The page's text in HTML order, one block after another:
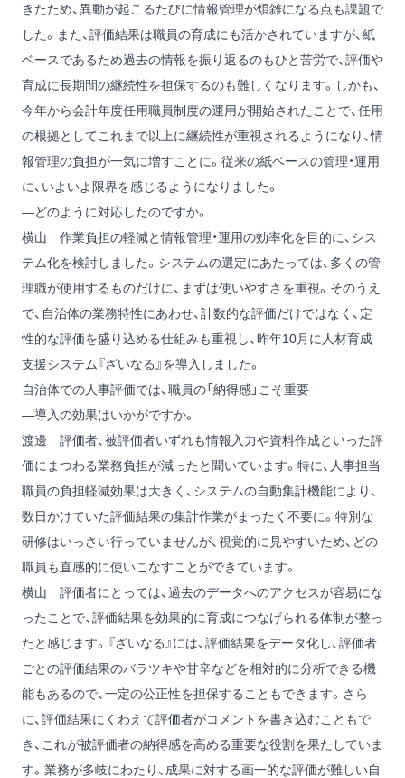
きたため、異動が起こるたびに情報管理が煩雑になる点も課題で
した。また、評価結果は職員の育成にも活かされていますが、紙
ベースであるため過去の情報を振り返るのもひと苦労で、評価や
育成に長期間の継続性を担保するのも難しくなります。しかも、
今年から会計年度任用職員制度の運用が開始されたことで、任用
の根拠としてこれまで以上に継続性が重視されるようになり、情
報管理の負担が一気に増すことに。従来の紙ベースの管理・運用
に、いよいよ限界を感じるようになりました。
―どのように対応したのですか。
横山 作業負担の軽減と情報管理・運用の効率化を目的に、シス
テム化を検討しました。システムの選定にあたっては、多くの管
理職が使用するものだけに、まずは使いやすさを重視。そのうえ
で、自治体の業務特性にあわせ、計数的な評価だけではなく、定
性的な評価を盛り込める仕組みも重視し、昨年10月に人材育成
支援システム『ざいなる』を導入しました。
自治体での人事評価では、職員の「納得感」こそ重要
―導入の効果はいかがですか。
渡邊 評価者、被評価者いずれも情報入力や資料作成といった評
価にまつわる業務負担が減ったと聞いています。特に、人事担当
職員の負担軽減効果は大きく、システムの自動集計機能により、
数日かけていた評価結果の集計作業がまったく不要に。特別な
研修はいっさい行っていませんが、視覚的に見やすいため、どの
職員も直感的に使いこなすことができています。
横山 評価者にとっては、過去のデータへのアクセスが容易にな
ったことで、評価結果を効果的に育成につなげられる体制が整っ
たと感じます。『ざいなる』には、評価結果をデータ化し、評価者
ごとの評価結果のバラツキや甘辛などを相対的に分析できる機
能もあるので、一定の公正性を担保することもできます。さら
に、評価結果にくわえて評価者がコメントを書き込むこともで
き、これが被評価者の納得感を高める重要な役割を果たしていま
す。業務が多岐にわたり、成果に対する画一的な評価が難しい自